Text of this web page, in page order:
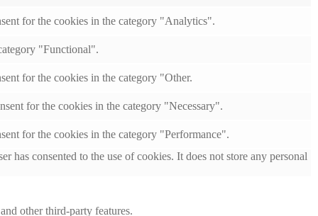
for the cookies in the category "Analytics".
"Functional".
for the cookies in the category "Other.
for the cookies in the category "Necessary".
for the cookies in the category "Performance".
has consented to the use of cookies. It does not store any personal
other third-party features.